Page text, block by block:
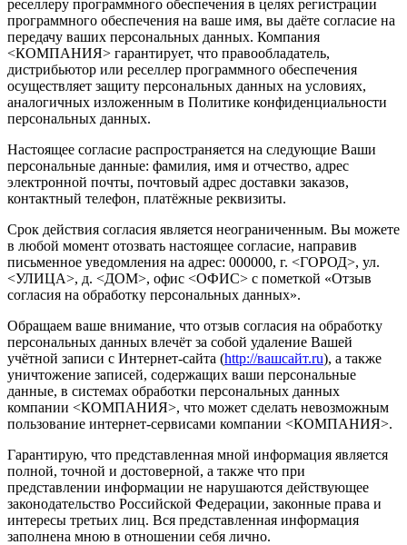
реселлеру программного обеспечения в целях регистрации
программного обеспечения на ваше имя, вы даёте согласие на
передачу ваших персональных данных. Компания
<КОМПАНИЯ> гарантирует, что правообладатель,
дистрибьютор или реселлер программного обеспечения
осуществляет защиту персональных данных на условиях,
аналогичных изложенным в Политике конфиденциальности
персональных данных.
Настоящее согласие распространяется на следующие Ваши
персональные данные: фамилия, имя и отчество, адрес
электронной почты, почтовый адрес доставки заказов,
контактный телефон, платёжные реквизиты.
Срок действия согласия является неограниченным. Вы можете
в любой момент отозвать настоящее согласие, направив
письменное уведомления на адрес: 000000, г. <ГОРОД>, ул.
<УЛИЦА>, д. <ДОМ>, офис <ОФИС> с пометкой «Отзыв
согласия на обработку персональных данных».
Обращаем ваше внимание, что отзыв согласия на обработку
персональных данных влечёт за собой удаление Вашей
учётной записи с Интернет-сайта (http://вашсайт.ru), а также
уничтожение записей, содержащих ваши персональные
данные, в системах обработки персональных данных
компании <КОМПАНИЯ>, что может сделать невозможным
пользование интернет-сервисами компании <КОМПАНИЯ>.
Гарантирую, что представленная мной информация является
полной, точной и достоверной, а также что при
представлении информации не нарушаются действующее
законодательство Российской Федерации, законные права и
интересы третьих лиц. Вся представленная информация
заполнена мною в отношении себя лично.